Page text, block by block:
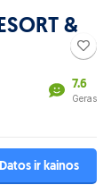
&
7.6
Geras
Datos ir kainos